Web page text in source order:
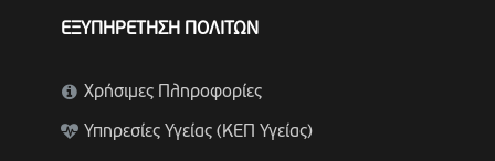
ΕΞΥΠΗΡΕΤΗΣΗ ΠΟΛΙΤΩΝ
Χρήσιμες Πληροφορίες
Υπηρεσίες Υγείας (ΚΕΠ Υγείας)